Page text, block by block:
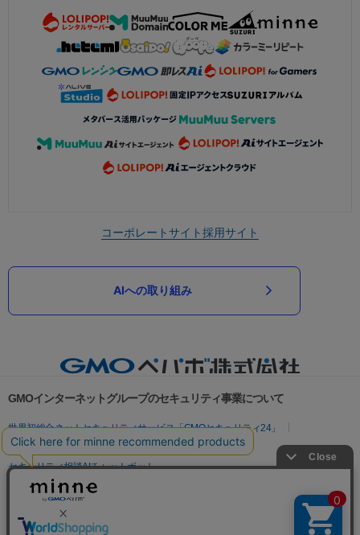
コーポレートサイト採用サイト
AIへの取り組み
GMOインターネットグループのセキュリティ事業について
世界初総合ネットセキュリティサービス「GMOセキュリティ24」
パスワード漏洩診断
Webサイトリスク診断
セキュリティ相談AIチャットボット
実在証明・盗聴対策
サイバー攻撃対策（GMO Flatt Security）